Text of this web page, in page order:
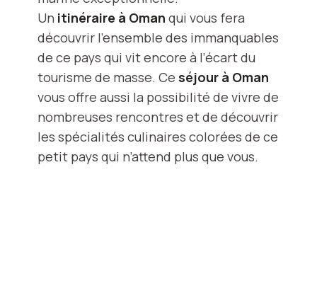
Un itinéraire à Oman qui vous fera
découvrir l’ensemble des immanquables
de ce pays qui vit encore à l’écart du
tourisme de masse. Ce séjour à Oman
vous offre aussi la possibilité de vivre de
nombreuses rencontres et de découvrir
les spécialités culinaires colorées de ce
petit pays qui n’attend plus que vous.